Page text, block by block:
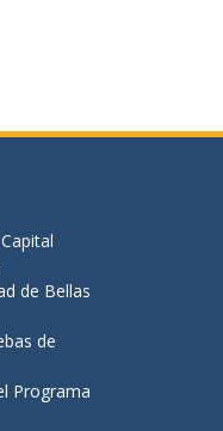
de Bellas
de
Programa